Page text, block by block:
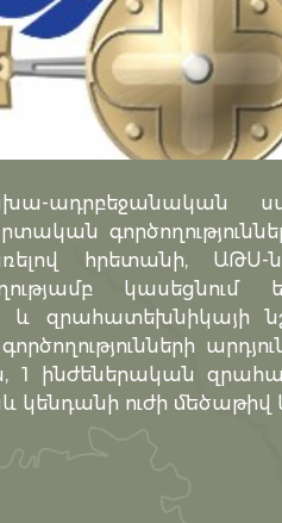
ադրբեջանական
հրետանի,
զրահատեխնիկայի
1 ինժեներական
ուժի մեծաթիվ